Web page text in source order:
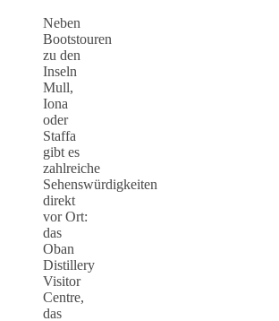
Neben
Bootstouren
zu den
Inseln
Mull,
Iona
oder
Staffa
gibt es
zahlreiche
Sehenswürdigkeiten
direkt
vor Ort:
das
Oban
Distillery
Visitor
Centre,
das